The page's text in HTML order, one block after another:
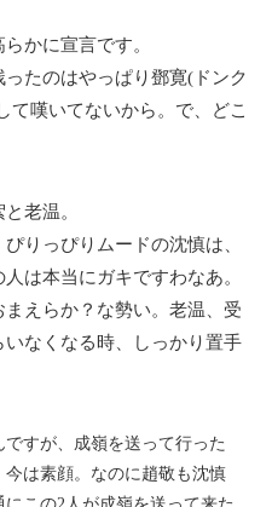
かに宣言です。
たのはやっぱり鄧寛(ドンク
て嘆いてないから。で、どこ
老温。
りっぴりムードの沈慎は、
は本当にガキですわなあ。
えらか？な勢い。老温、受
なくなる時、しっかり置手
すが、成嶺を送って行った
は素顔。なのに趙敬も沈慎